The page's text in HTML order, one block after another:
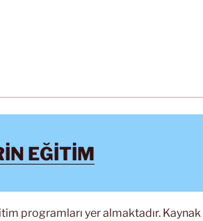
EĞİTİM
programları yer almaktadır. Kaynak